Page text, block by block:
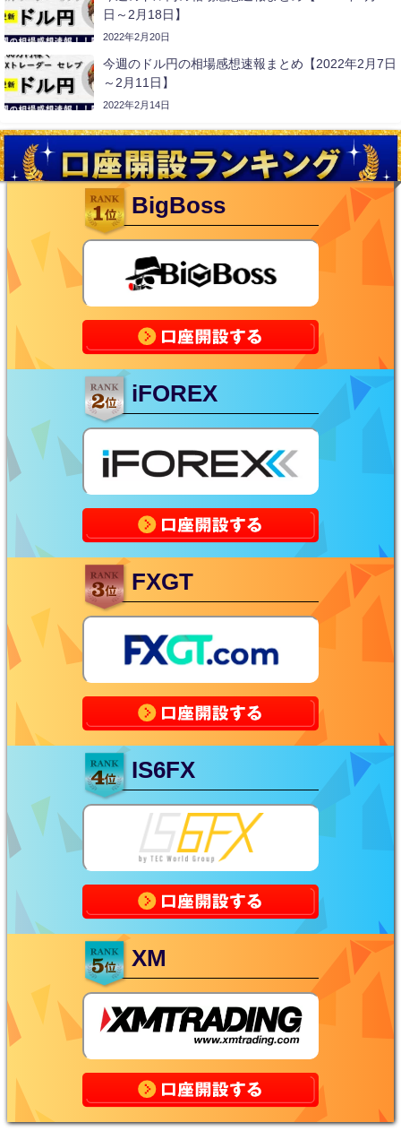
日～2月18日】
2022年2月20日
今週のドル円の相場感想速報まとめ【2022年2月7日
～2月11日】
2022年2月14日
BigBoss
iFOREX
FXGT
IS6FX
XM